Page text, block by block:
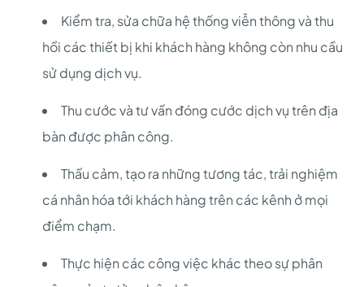
Kiểm tra, sửa chữa hệ thống viễn thông và thu
hồi các thiết bị khi khách hàng không còn nhu cầu
sử dụng dịch vụ.
Thu cước và tư vấn đóng cước dịch vụ trên địa
bàn được phân công.
Thấu cảm, tạo ra những tương tác, trải nghiệm
cá nhân hóa tới khách hàng trên các kênh ở mọi
điểm chạm.
Thực hiện các công việc khác theo sự phân